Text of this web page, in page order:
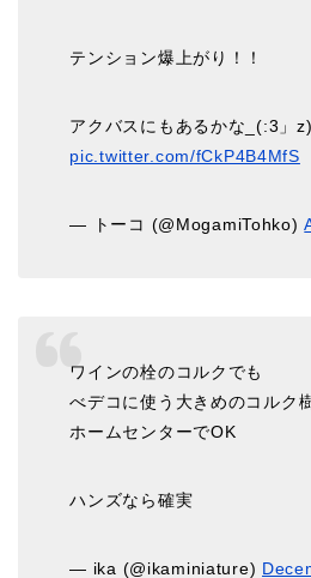
テンション爆上がり！！
アクバスにもあるかな_(:3」
pic.twitter.com/fCkP4B4MfS
— トーコ (@MogamiTohko)
ワインの栓のコルクでも
べデコに使う大きめのコルク
ホームセンターでOK
ハンズなら確実
— ika (@ikaminiature)